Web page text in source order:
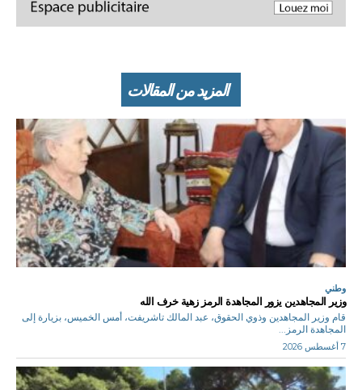
المزيد من المقالات
وطني
وزير المجاهدين يزور المجاهدة الرمز زهية خرف الله
قام وزير المجاهدين وذوي الحقوق، عبد المالك تاشريفت، أمس الخميس، بزيارة إلى
المجاهدة الرمز...
7 أغسطس 2026